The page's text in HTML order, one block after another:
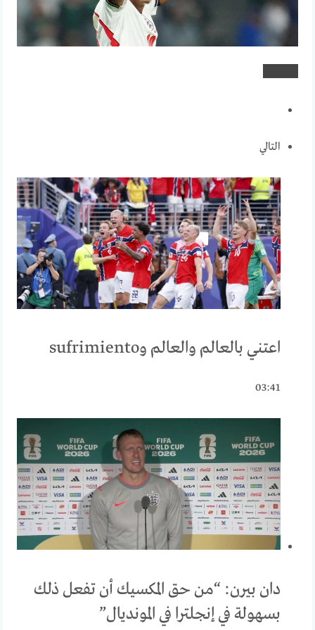
التالي
اعتني بالعالم والعالم وsufrimiento
03:41
دان بيرن: “من حق المكسيك أن تفعل ذلك
بسهولة في إنجلترا في المونديال”